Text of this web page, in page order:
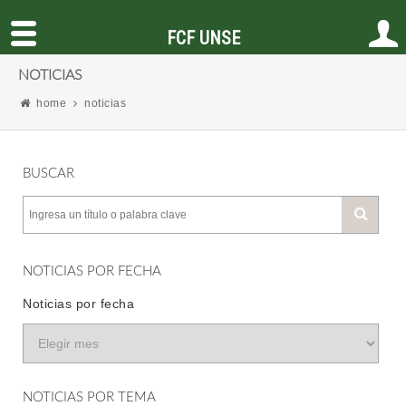
NOTICIAS
home noticias
BUSCAR
NOTICIAS POR FECHA
Noticias por fecha
NOTICIAS POR TEMA
FCF UNSE